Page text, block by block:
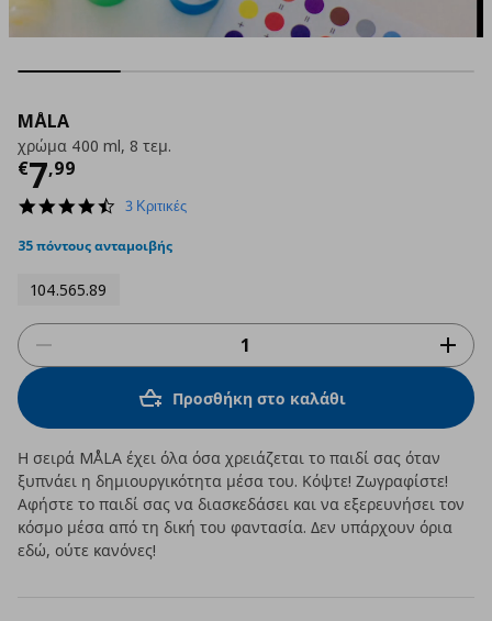
MÅLA
χρώμα 400 ml, 8 τεμ.
€7,99
Τρέχουσα τιμή
4.7
rating
3 Κριτικές
35 πόντους ανταμοιβής
104.565.89
Προσθήκη στο καλάθι
Η σειρά MÅLA έχει όλα όσα χρειάζεται το παιδί σας όταν
ξυπνάει η δημιουργικότητα μέσα του. Κόψτε! Ζωγραφίστε!
Αφήστε το παιδί σας να διασκεδάσει και να εξερευνήσει τον
κόσμο μέσα από τη δική του φαντασία. Δεν υπάρχουν όρια
εδώ, ούτε κανόνες!